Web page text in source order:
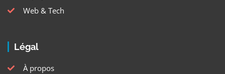
Web & Tech
Légal
À propos